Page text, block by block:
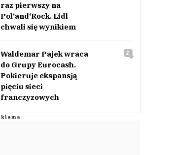
raz pierwszy na
Pol‘and‘Rock. Lidl
chwali się wynikiem
Waldemar Pajek wraca
do Grupy Eurocash.
Pokieruje ekspansją
pięciu sieci
franczyzowych
2